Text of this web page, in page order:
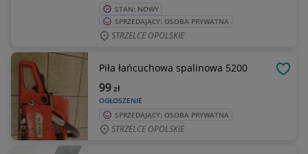
STAN: NOWY
SPRZEDAJĄCY: OSOBA PRYWATNA
STRZELCE OPOLSKIE
Piła łańcuchowa spalinowa 5200
OGŁOSZENIE
99zł
SPRZEDAJĄCY: OSOBA PRYWATNA
STRZELCE OPOLSKIE